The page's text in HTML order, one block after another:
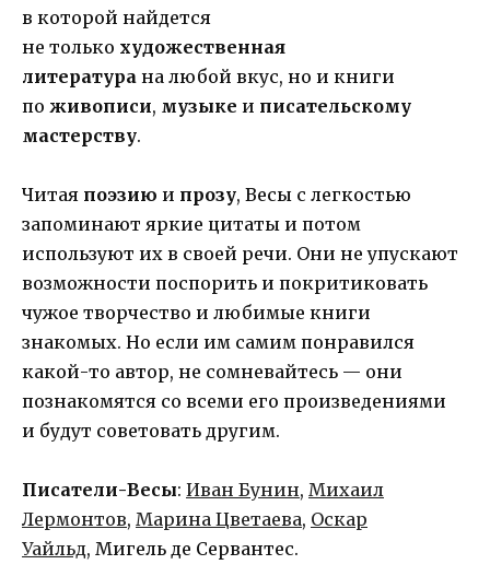
в которой найдется
не только художественная
литература на любой вкус, но и книги
по живописи, музыке и писательскому
мастерству.
Читая поэзию и прозу, Весы с легкостью
запоминают яркие цитаты и потом
используют их в своей речи. Они не упускают
возможности поспорить и покритиковать
чужое творчество и любимые книги
знакомых. Но если им самим понравился
какой-то автор, не сомневайтесь — они
познакомятся со всеми его произведениями
и будут советовать другим.
Писатели-Весы: Иван Бунин, Михаил
Лермонтов, Марина Цветаева, Оскар
Уайльд, Мигель де Сервантес.